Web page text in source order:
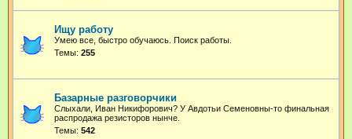
Ищу работу
Умею все, быстро обучаюсь. Поиск работы.
Темы: 255
Базарные разговорчики
Слыхали, Иван Никифорович? У Авдотьи Семеновны-то финальная
распродажа резисторов нынче.
Темы: 542